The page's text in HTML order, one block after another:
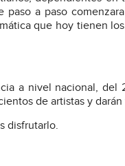
a paso
que hoy tienen
a nivel nacional,
de artistas y
disfrutarlo.